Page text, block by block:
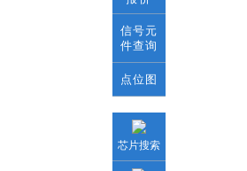
信号元
件查询
点位图
芯片搜索